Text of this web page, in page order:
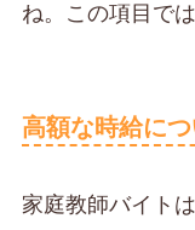
ね。この項目で
高額な時給に
家庭教師バイト